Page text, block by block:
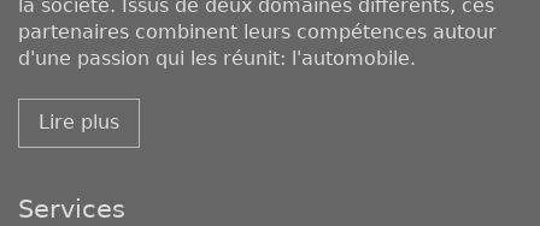
la société. Issus de deux domaines différents, ces
partenaires combinent leurs compétences autour
d'une passion qui les réunit: l'automobile.
Lire plus
Services